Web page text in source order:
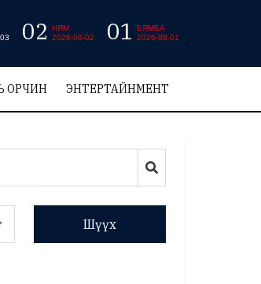
02
НЯМ
2026-08-02
01
БЯМБА
2026-08-01
ОРЧИН ЭНТЕРТАЙНМЕНТ
Шүүх